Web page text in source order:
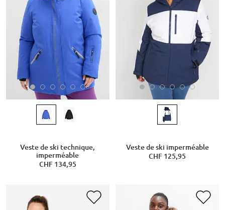
Veste de ski technique,
imperméable
CHF 134,95
Veste de ski imperméable
CHF 125,95